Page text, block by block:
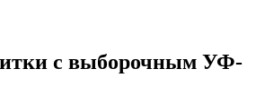
с выборочным УФ-